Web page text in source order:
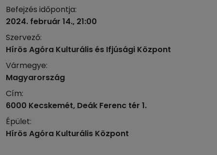
Befejzés időpontja:
2024. február 14., 21:00
Szervező:
Hírös Agóra Kulturális és Ifjúsági Központ
Vármegye:
Magyarország
Cím:
6000 Kecskemét, Deák Ferenc tér 1.
Épület:
Hírös Agóra Kulturális Központ